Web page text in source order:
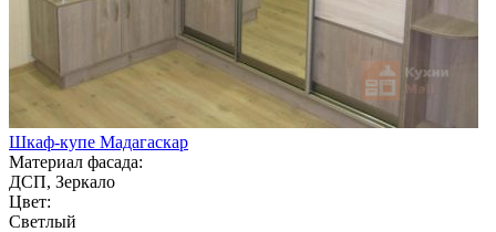
Шкаф-купе Мадагаскар
Материал фасада:
ДСП, Зеркало
Цвет:
Светлый